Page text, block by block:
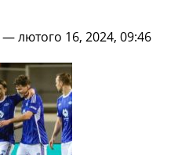
—лютого 16, 2024, 09:46